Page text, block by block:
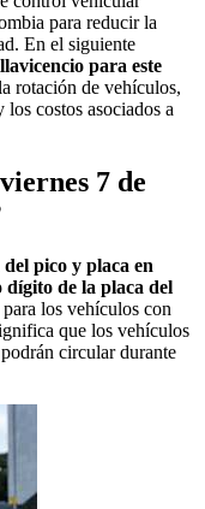
para reducir la
En el siguiente
para este
rotación de vehículos,
costos asociados a
7 de
pico y placa en
dígito de la placa del
los vehículos con
que los vehículos
circular durante